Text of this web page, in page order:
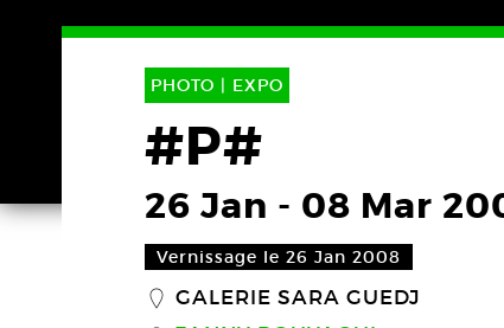
PHOTO | EXPO
#P#
26 Jan - 08 Mar
Vernissage le 26 Jan 2008
_ GALERIE SARA GUEDJ